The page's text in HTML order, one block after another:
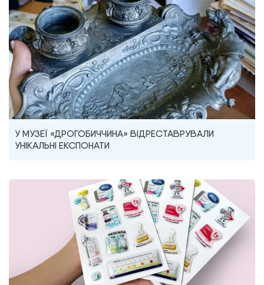
У МУЗЕЇ «ДРОГОБИЧЧИНА» ВІДРЕСТАВРУВАЛИ
УНІКАЛЬНІ ЕКСПОНАТИ